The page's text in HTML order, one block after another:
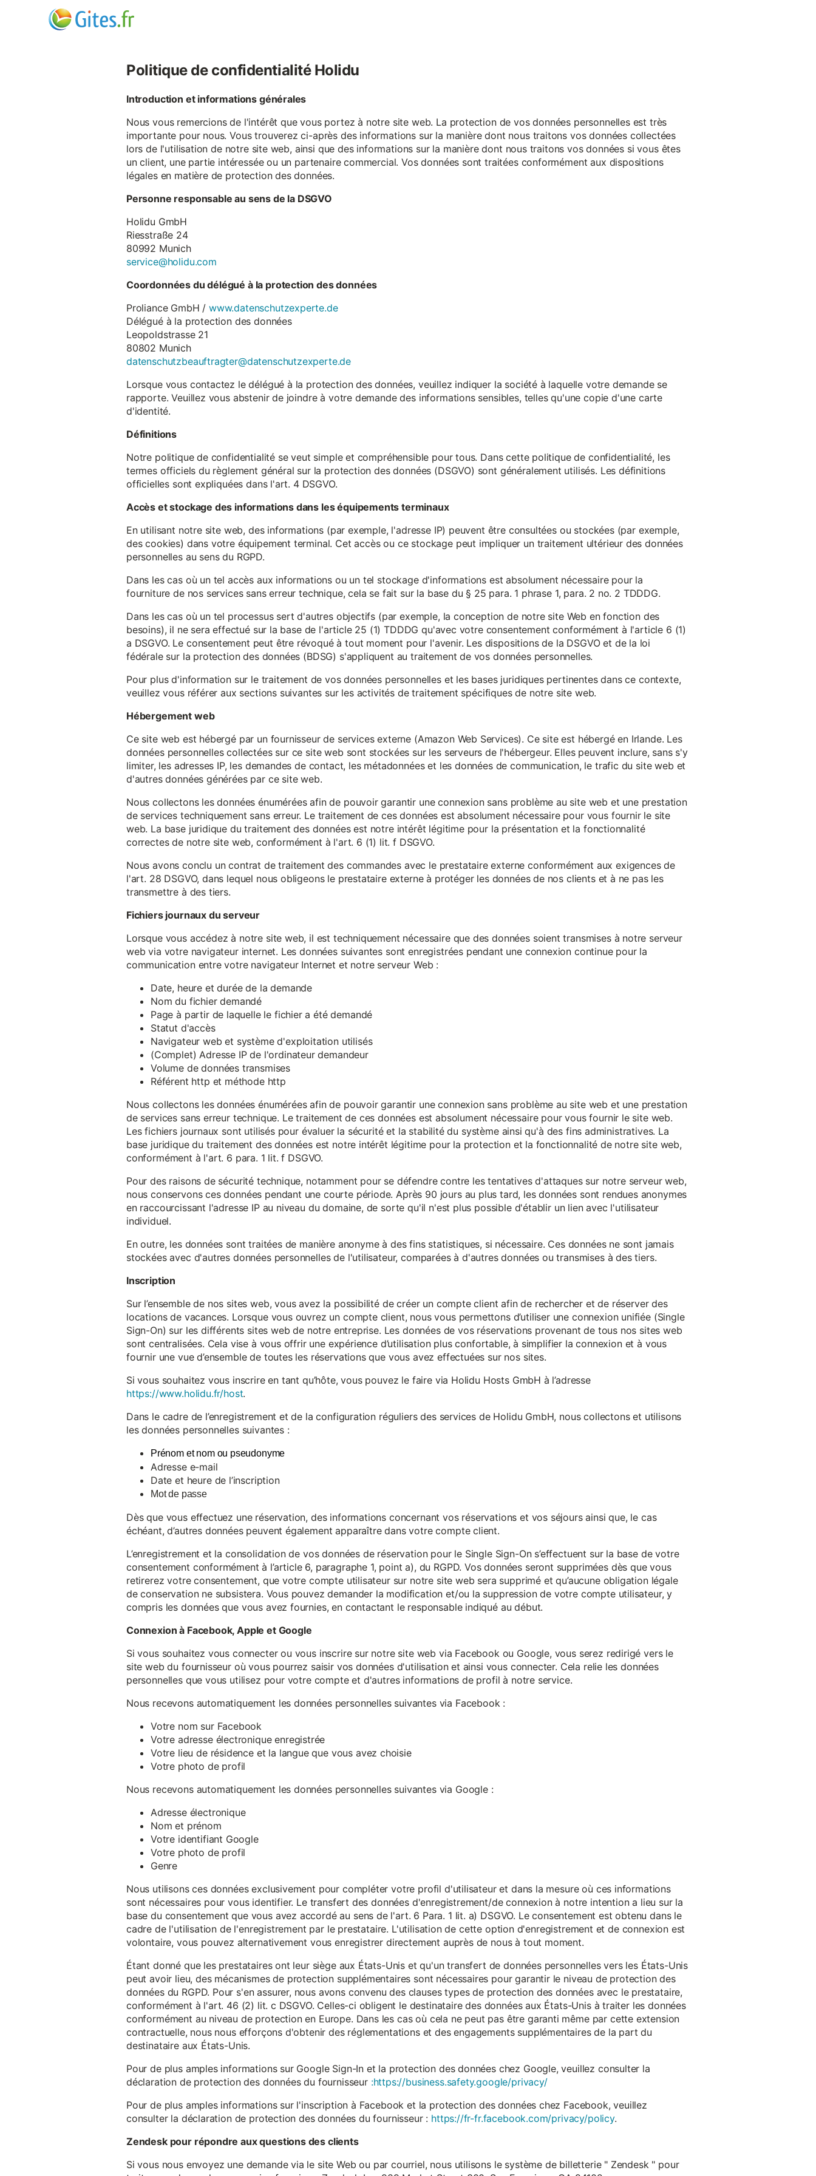
Politique de confidentialité Holidu
Introduction et informations générales
Nous vous remercions de l'intérêt que vous portez à notre site web. La protection de vos données personnelles est très
importante pour nous. Vous trouverez ci-après des informations sur la manière dont nous traitons vos données collectées
lors de l'utilisation de notre site web, ainsi que des informations sur la manière dont nous traitons vos données si vous êtes
un client, une partie intéressée ou un partenaire commercial. Vos données sont traitées conformément aux dispositions
légales en matière de protection des données.
Personne responsable au sens de la DSGVO
Holidu GmbH
Riesstraße 24
80992 Munich
service@holidu.com
Coordonnées du délégué à la protection des données
Proliance GmbH /www.datenschutzexperte.de
Délégué à la protection des données
Leopoldstrasse 21
80802 Munich
datenschutzbeauftragter@datenschutzexperte.de
Lorsque vous contactez le délégué à la protection des données, veuillez indiquer la société à laquelle votre demande se
rapporte. Veuillez vous abstenir de joindre à votre demande des informations sensibles, telles qu'une copie d'une carte
d'identité.
Définitions
Notre politique de confidentialité se veut simple et compréhensible pour tous. Dans cette politique de confidentialité, les
termes officiels du règlement général sur la protection des données (DSGVO) sont généralement utilisés. Les définitions
officielles sont expliquées dans l'art. 4 DSGVO.
Accès et stockage des informations dans les équipements terminaux
En utilisant notre site web, des informations (par exemple, l'adresse IP) peuvent être consultées ou stockées (par exemple,
des cookies) dans votre équipement terminal. Cet accès ou ce stockage peut impliquer un traitement ultérieur des données
personnelles au sens du RGPD.
Dans les cas où un tel accès aux informations ou un tel stockage d'informations est absolument nécessaire pour la
fourniture de nos services sans erreur technique, cela se fait sur la base du § 25 para. 1 phrase 1, para. 2 no. 2 TDDDG.
Dans les cas où un tel processus sert d'autres objectifs (par exemple, la conception de notre site Web en fonction des
besoins), il ne sera effectué sur la base de l'article 25 (1) TDDDG qu'avec votre consentement conformément à l'article 6 (1)
a DSGVO. Le consentement peut être révoqué à tout moment pour l'avenir. Les dispositions de la DSGVO et de la loi
fédérale sur la protection des données (BDSG) s'appliquent au traitement de vos données personnelles.
Pour plus d'information sur le traitement de vos données personnelles et les bases juridiques pertinentes dans ce contexte,
veuillez vous référer aux sections suivantes sur les activités de traitement spécifiques de notre site web.
Hébergement web
Ce site web est hébergé par un fournisseur de services externe (Amazon Web Services). Ce site est hébergé en Irlande. Les
données personnelles collectées sur ce site web sont stockées sur les serveurs de l'hébergeur. Elles peuvent inclure, sans s'y
limiter, les adresses IP, les demandes de contact, les métadonnées et les données de communication, le trafic du site web et
d'autres données générées par ce site web.
Nous collectons les données énumérées afin de pouvoir garantir une connexion sans problème au site web et une prestation
de services techniquement sans erreur. Le traitement de ces données est absolument nécessaire pour vous fournir le site
web. La base juridique du traitement des données est notre intérêt légitime pour la présentation et la fonctionnalité
correctes de notre site web, conformément à l'art. 6 (1) lit. f DSGVO.
Nous avons conclu un contrat de traitement des commandes avec le prestataire externe conformément aux exigences de
l'art. 28 DSGVO, dans lequel nous obligeons le prestataire externe à protéger les données de nos clients et à ne pas les
transmettre à des tiers.
Fichiers journaux du serveur
Lorsque vous accédez à notre site web, il est techniquement nécessaire que des données soient transmises à notre serveur
web via votre navigateur internet. Les données suivantes sont enregistrées pendant une connexion continue pour la
communication entre votre navigateur Internet et notre serveur Web :
Date, heure et durée de la demande
Nom du fichier demandé
Page à partir de laquelle le fichier a été demandé
Statut d'accès
Navigateur web et système d'exploitation utilisés
(Complet) Adresse IP de l'ordinateur demandeur
Volume de données transmises
Référent http et méthode http
Nous collectons les données énumérées afin de pouvoir garantir une connexion sans problème au site web et une prestation
de services sans erreur technique. Le traitement de ces données est absolument nécessaire pour vous fournir le site web.
Les fichiers journaux sont utilisés pour évaluer la sécurité et la stabilité du système ainsi qu'à des fins administratives. La
base juridique du traitement des données est notre intérêt légitime pour la protection et la fonctionnalité de notre site web,
conformément à l'art. 6 para. 1 lit. f DSGVO.
Pour des raisons de sécurité technique, notamment pour se défendre contre les tentatives d'attaques sur notre serveur web,
nous conservons ces données pendant une courte période. Après 90 jours au plus tard, les données sont rendues anonymes
en raccourcissant l'adresse IP au niveau du domaine, de sorte qu'il n'est plus possible d'établir un lien avec l'utilisateur
individuel.
En outre, les données sont traitées de manière anonyme à des fins statistiques, si nécessaire. Ces données ne sont jamais
stockées avec d'autres données personnelles de l'utilisateur, comparées à d'autres données ou transmises à des tiers.
Inscription
Sur l’ensemble de nos sites web, vous avez la possibilité de créer un compte client afin de rechercher et de réserver des
locations de vacances. Lorsque vous ouvrez un compte client, nous vous permettons d’utiliser une connexion unifiée (Single
Sign-On) sur les différents sites web de notre entreprise. Les données de vos réservations provenant de tous nos sites web
sont centralisées. Cela vise à vous offrir une expérience d’utilisation plus confortable, à simplifier la connexion et à vous
fournir une vue d’ensemble de toutes les réservations que vous avez effectuées sur nos sites.
Si vous souhaitez vous inscrire en tant qu’hôte, vous pouvez le faire via Holidu Hosts GmbH à l’adresse
https://www.holidu.fr/host.
Dans le cadre de l’enregistrement et de la configuration réguliers des services de Holidu GmbH, nous collectons et utilisons
les données personnelles suivantes :
Prénom et nom ou pseudonyme
Adresse e-mail
Date et heure de l’inscription
Mot de passe
Dès que vous effectuez une réservation, des informations concernant vos réservations et vos séjours ainsi que, le cas
échéant, d’autres données peuvent également apparaître dans votre compte client.
L’enregistrement et la consolidation de vos données de réservation pour le Single Sign-On s’effectuent sur la base de votre
consentement conformément à l’article 6, paragraphe 1, point a), du RGPD. Vos données seront supprimées dès que vous
retirerez votre consentement, que votre compte utilisateur sur notre site web sera supprimé et qu’aucune obligation légale
de conservation ne subsistera. Vous pouvez demander la modification et/ou la suppression de votre compte utilisateur, y
compris les données que vous avez fournies, en contactant le responsable indiqué au début.
Connexion à Facebook, Apple et Google
Si vous souhaitez vous connecter ou vous inscrire sur notre site web via Facebook ou Google, vous serez redirigé vers le
site web du fournisseur où vous pourrez saisir vos données d'utilisation et ainsi vous connecter. Cela relie les données
personnelles que vous utilisez pour votre compte et d'autres informations de profil à notre service.
Nous recevons automatiquement les données personnelles suivantes via Facebook :
Votre nom sur Facebook
Votre adresse électronique enregistrée
Votre lieu de résidence et la langue que vous avez choisie
Votre photo de profil
Nous recevons automatiquement les données personnelles suivantes via Google :
Adresse électronique
Nom et prénom
Votre identifiant Google
Votre photo de profil
Genre
Nous utilisons ces données exclusivement pour compléter votre profil d'utilisateur et dans la mesure où ces informations
sont nécessaires pour vous identifier. Le transfert des données d'enregistrement/de connexion à notre intention a lieu sur la
base du consentement que vous avez accordé au sens de l'art. 6 Para. 1 lit. a) DSGVO. Le consentement est obtenu dans le
cadre de l'utilisation de l'enregistrement par le prestataire. L'utilisation de cette option d'enregistrement et de connexion est
volontaire, vous pouvez alternativement vous enregistrer directement auprès de nous à tout moment.
Étant donné que les prestataires ont leur siège aux États-Unis et qu'un transfert de données personnelles vers les États-Unis
peut avoir lieu, des mécanismes de protection supplémentaires sont nécessaires pour garantir le niveau de protection des
données du RGPD. Pour s'en assurer, nous avons convenu des clauses types de protection des données avec le prestataire,
conformément à l'art. 46 (2) lit. c DSGVO. Celles-ci obligent le destinataire des données aux États-Unis à traiter les données
conformément au niveau de protection en Europe. Dans les cas où cela ne peut pas être garanti même par cette extension
contractuelle, nous nous efforçons d'obtenir des réglementations et des engagements supplémentaires de la part du
destinataire aux États-Unis.
Pour de plus amples informations sur Google Sign-In et la protection des données chez Google, veuillez consulter la
déclaration de protection des données du fournisseur :https://business.safety.google/privacy/
Pour de plus amples informations sur l'inscription à Facebook et la protection des données chez Facebook, veuillez
consulter la déclaration de protection des données du fournisseur : https://fr-fr.facebook.com/privacy/policy.
Zendesk pour répondre aux questions des clients
Si vous nous envoyez une demande via le site Web ou par courriel, nous utilisons le système de billetterie " Zendesk " pour